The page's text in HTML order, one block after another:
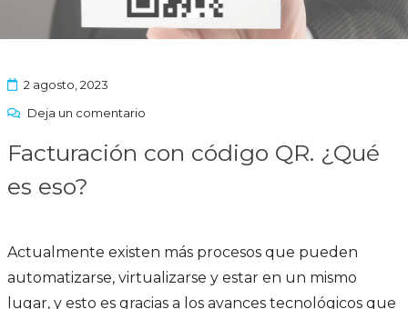
2 agosto, 2023
Deja un comentario
Facturación con código QR. ¿Qué
es eso?
Actualmente existen más procesos que pueden
automatizarse, virtualizarse y estar en un mismo
lugar, y esto es gracias a los avances tecnológicos que